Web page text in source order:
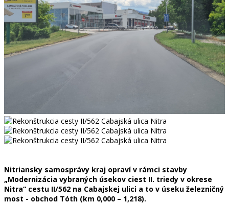
Nitriansky samosprávy kraj opraví v rámci stavby
„Modernizácia vybraných úsekov ciest II. triedy v okrese
Nitra“ cestu II/562 na Cabajskej ulici a to v úseku železničný
most - obchod Tóth (km 0,000 – 1,218).